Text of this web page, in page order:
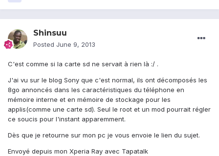
Shinsuu
Posted June 9, 2013
C'est comme si la carte sd ne servait à rien là :/ .
J'ai vu sur le blog Sony que c'est normal, ils ont décomposés les
8go annoncés dans les caractéristiques du téléphone en
mémoire interne et en mémoire de stockage pour les
applis(comme une carte sd). Seul le root et un mod pourrait régler
ce soucis pour l'instant apparemment.
Dès que je retourne sur mon pc je vous envoie le lien du sujet.
Envoyé depuis mon Xperia Ray avec Tapatalk